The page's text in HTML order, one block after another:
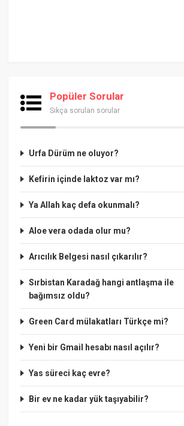
Popüler Sorular
Sıkça sorulan sorular
Urfa Dürüm ne oluyor?
Kefirin içinde laktoz var mı?
Ya Allah kaç defa okunmalı?
Aloe vera odada olur mu?
Arıcılık Belgesi nasıl çıkarılır?
Sırbistan Karadağ hangi antlaşma ile
bağımsız oldu?
Green Card mülakatları Türkçe mi?
Yeni bir Gmail hesabı nasıl açılır?
Yas süreci kaç evre?
Bir ev ne kadar yük taşıyabilir?